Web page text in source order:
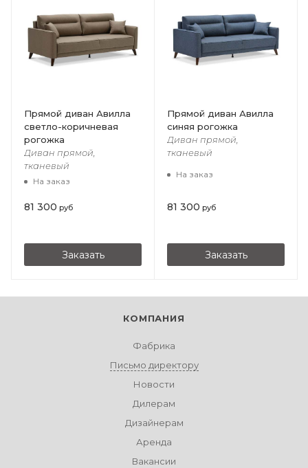
Прямой диван Авилла
светло-коричневая
рогожка
Диван прямой,
тканевый
На заказ
81 300 руб
Заказать
Прямой диван Авилла
синяя рогожка
Диван прямой,
тканевый
На заказ
81 300 руб
Заказать
КОМПАНИЯ
Фабрика
Письмо директору
Новости
Дилерам
Дизайнерам
Аренда
Вакансии